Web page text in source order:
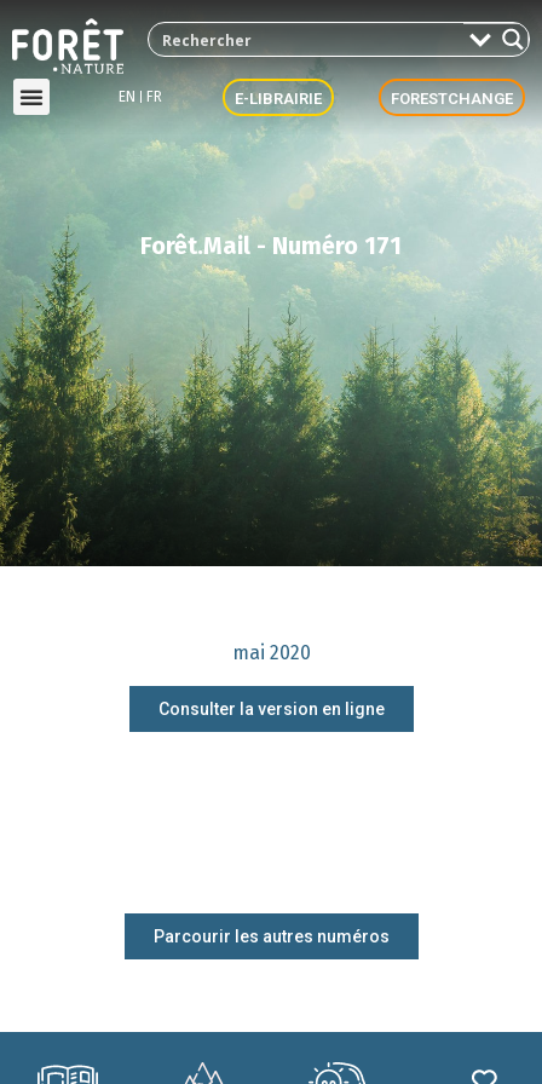
EN FR E-LIBRAIRIE FORESTCHANGE
Forêt.Mail - Numéro 171
mai 2020
Consulter la version en ligne
Parcourir les autres numéros